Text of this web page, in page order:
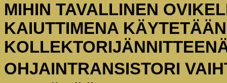
MIHIN TAVALLINEN
KAIUTTIMENA
OHJAINTRANSISTORI